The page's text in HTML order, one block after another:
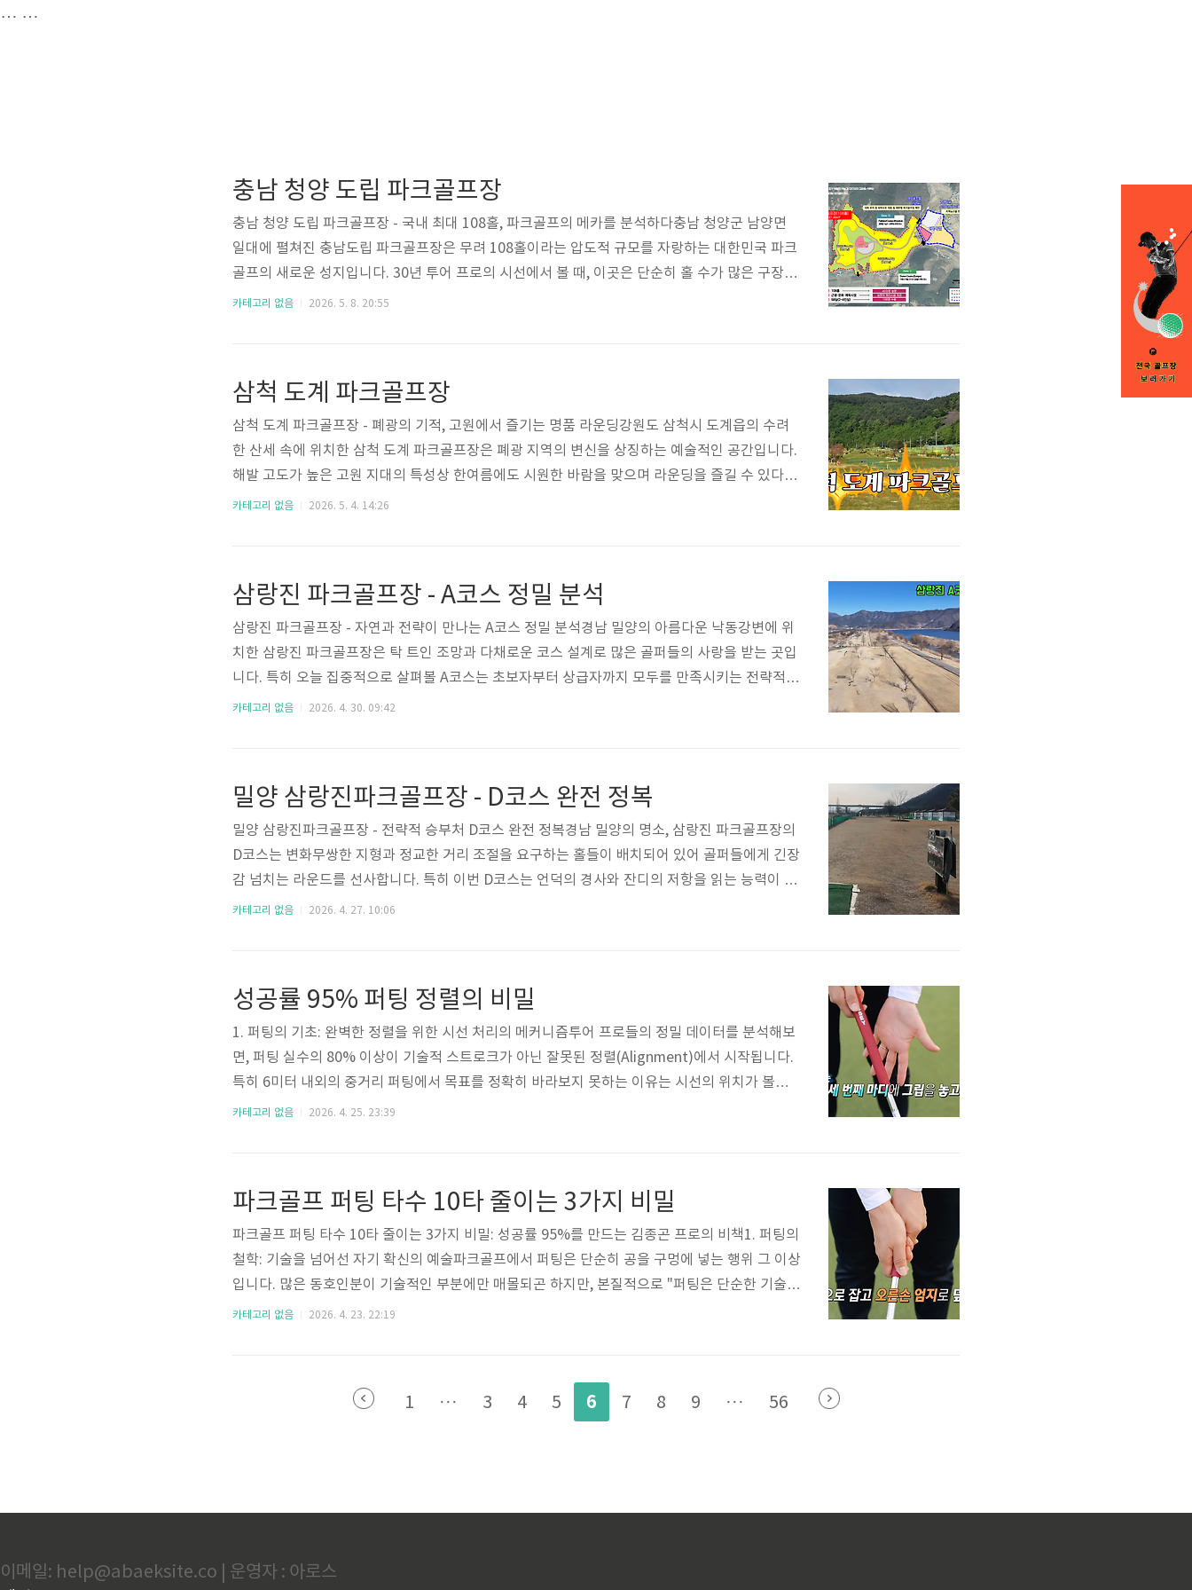
… …
충남 청양 도립 파크골프장
충남 청양 도립 파크골프장 - 국내 최대 108홀, 파크골프의 메카를 분석하다충남 청양군 남양면
일대에 펼쳐진 충남도립 파크골프장은 무려 108홀이라는 압도적 규모를 자랑하는 대한민국 파크
골프의 새로운 성지입니다. 30년 투어 프로의 시선에서 볼 때, 이곳은 단순히 홀 수가 많은 구장이
아니라 각 코스마다 테마와 난이도를 정교하게 배분한 설계의 정수를 보여줍니다. 청양의 맑은 공
국 대회가 가능한 공인 코스까지 12개 코스(각..
카테고리 없음 2026. 5. 8. 20:55
삼척 도계 파크골프장
삼척 도계 파크골프장 - 폐광의 기적, 고원에서 즐기는 명품 라운딩강원도 삼척시 도계읍의 수려
한 산세 속에 위치한 삼척 도계 파크골프장은 폐광 지역의 변신을 상징하는 예술적인 공간입니다.
해발 고도가 높은 고원 지대의 특성상 한여름에도 시원한 바람을 맞으며 라운딩을 즐길 수 있다는
독보적인 가치를 지니고 있죠. 30년 투어 프로의 시선으로 바라본 이곳은 지형의 경사면을 영리하
있으며, 고원 지대의 자연 지형을 그대로 살린 것이..
카테고리 없음 2026. 5. 4. 14:26
삼랑진 파크골프장 - A코스 정밀 분석
삼랑진 파크골프장 - 자연과 전략이 만나는 A코스 정밀 분석경남 밀양의 아름다운 낙동강변에 위
치한 삼랑진 파크골프장은 탁 트인 조망과 다채로운 코스 설계로 많은 골퍼들의 사랑을 받는 곳입
니다. 특히 오늘 집중적으로 살펴볼 A코스는 초보자부터 상급자까지 모두를 만족시키는 전략적인
요소가 곳곳에 배치되어 있어, 단순한 라운드를 넘어선 정교한 공략의 즐거움을 선사합니다. USG
다. 전체적으로 잔디 상태가 매우 양호하며, 코스 레이아웃은..
카테고리 없음 2026. 4. 30. 09:42
밀양 삼랑진파크골프장 - D코스 완전 정복
밀양 삼랑진파크골프장 - 전략적 승부처 D코스 완전 정복경남 밀양의 명소, 삼랑진 파크골프장의
D코스는 변화무쌍한 지형과 정교한 거리 조절을 요구하는 홀들이 배치되어 있어 골퍼들에게 긴장
감 넘치는 라운드를 선사합니다. 특히 이번 D코스는 언덕의 경사와 잔디의 저항을 읽는 능력이 스
코어를 결정짓는 핵심 요소로 작용합니다. USGTF 티칭프로와 KPPGA 투어 프로의 정밀한 시선
샷보다는 지형의 흐름에 맞춰 공을 '안착'시키는 능력이..
카테고리 없음 2026. 4. 27. 10:06
성공률 95% 퍼팅 정렬의 비밀
1. 퍼팅의 기초: 완벽한 정렬을 위한 시선 처리의 메커니즘투어 프로들의 정밀 데이터를 분석해보
면, 퍼팅 실수의 80% 이상이 기술적 스트로크가 아닌 잘못된 정렬(Alignment)에서 시작됩니다.
특히 6미터 내외의 중거리 퍼팅에서 목표를 정확히 바라보지 못하는 이유는 시선의 위치가 볼의
수직 상단에 놓이지 않기 때문입니다. 분석 결과, 왼쪽 눈이 공의 바로 위 혹은 약간 안쪽에 위치해
은 곧 확신 있는 스트로크의 근간이 됩..
카테고리 없음 2026. 4. 25. 23:39
파크골프 퍼팅 타수 10타 줄이는 3가지 비밀
파크골프 퍼팅 타수 10타 줄이는 3가지 비밀: 성공률 95%를 만드는 김종곤 프로의 비책1. 퍼팅의
철학: 기술을 넘어선 자기 확신의 예술파크골프에서 퍼팅은 단순히 공을 구멍에 넣는 행위 그 이상
입니다. 많은 동호인분이 기술적인 부분에만 매몰되곤 하지만, 본질적으로 "퍼팅은 단순한 기술이
아니라 자기 확신과 자신감의 예술이다"라는 점을 명심해야 합니다. 파크골프장처럼 잔디의 결이
의 미세한 열림이나 닫힘을 유발하여 방향성을 상실하게 만듭니다. 따라서 어드레스에 들어간 순
간부터는 오직 홀컵 뒤쪽의 벽을 맞춘다는 확신만을 가..
카테고리 없음 2026. 4. 23. 22:19
1 ··· 3 4 5 6 7 8 9 ··· 56
이메일: help@abaeksite.co | 운영자 : 아로스